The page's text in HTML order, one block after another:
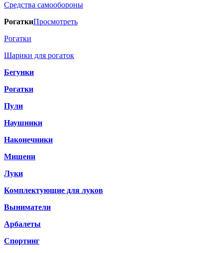
Средства самообороны
РогаткиПросмотреть
Рогатки
Шарики для рогаток
Бегунки
Рогатки
Пули
Наушники
Наконечники
Мишени
Луки
Комплектующие для луков
Выниматели
Арбалеты
Спортинг